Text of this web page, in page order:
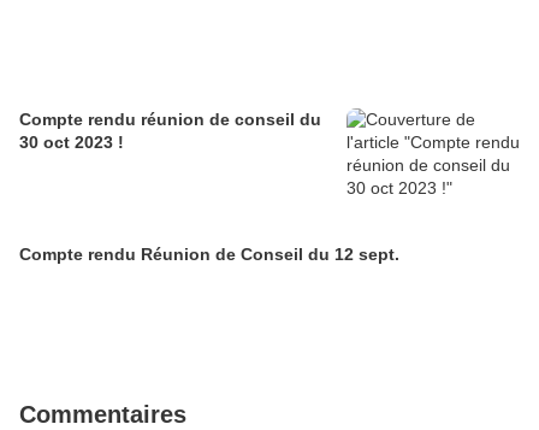
Compte rendu réunion de conseil du
30 oct 2023 !
Compte rendu Réunion de Conseil du 12 sept.
Commentaires